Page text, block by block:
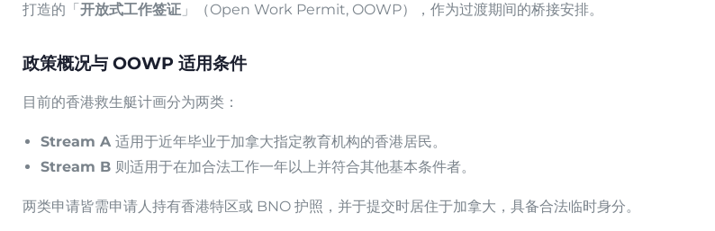
打造的「 开放式工作签证 」（Open Work Permit, OOWP），作为过渡期间的桥接安排。
政策概况与 OOWP 适用条件
目前的香港救生艇计画分为两类：
Stream A 适用于近年毕业于加拿大指定教育机构的香港居民。
Stream B 则适用于在加合法工作一年以上并符合其他基本条件者。
两类申请皆需申请人持有香港特区或 BNO 护照，并于提交时居住于加拿大，具备合法临时身分。